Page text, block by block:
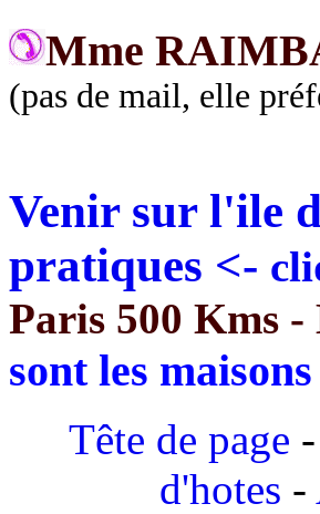
Mme
(pas de mail, elle
Venir sur l'ile
pratiques <-
Paris 500 Kms -
sont les
Tête de page -
d'hotes -